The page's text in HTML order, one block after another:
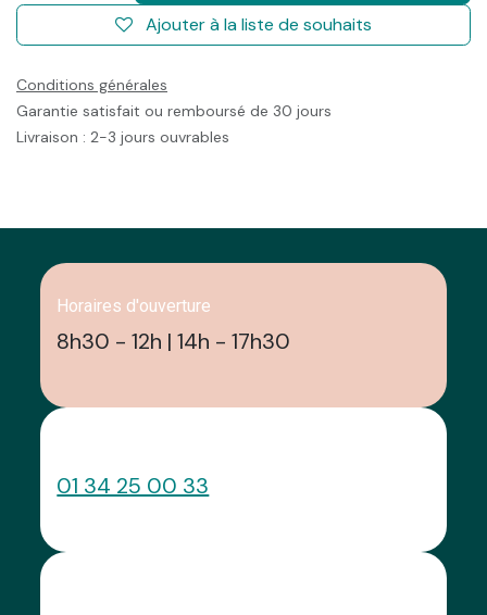
Ajouter à la liste de souhaits
Conditions générales
Garantie satisfait ou remboursé de 30 jours
Livraison : 2-3 jours ouvrables
Horaires d'ouverture
8h30 - 12h | 14h - 17h30
01 34 25 00 33